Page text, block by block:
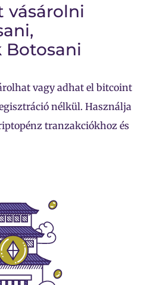
vásárolni
vagy adhat el bitcoint
nélkül. Használja
tranzakciókhoz és